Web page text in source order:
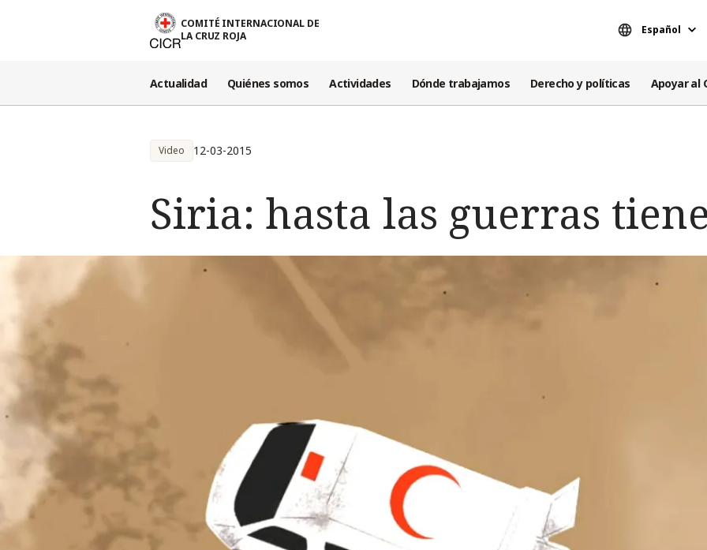
COMITÉ INTERNACIONAL DE
LA CRUZ ROJA
Español
Actualidad Quiénes somos Actividades Dónde trabajamos Derecho y políticas Apoyar al
Video 12-03-2015
Siria: hasta las guerras